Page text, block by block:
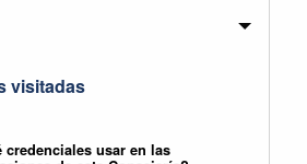
visitadas
credenciales usar en las